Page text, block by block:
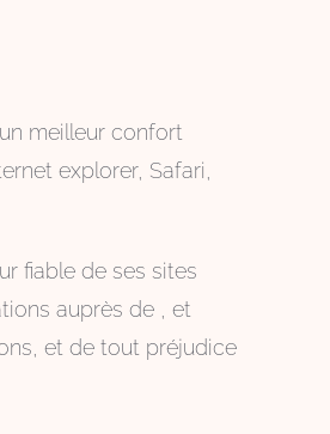
meilleur confort
explorer, Safari,
fiable de ses sites
auprès de , et
et de tout préjudice